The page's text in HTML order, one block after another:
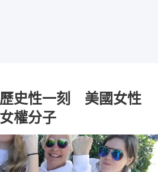
史性一刻 美國女性
權分子